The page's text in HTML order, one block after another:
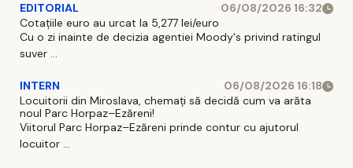
EDITORIAL
06/08/2026 16:32
Cotațiile euro au urcat la 5,277 lei/euro
Cu o zi inainte de decizia agentiei Moody's privind ratingul
suver ...
INTERN
06/08/2026 16:18
Locuitorii din Miroslava, chemați să decidă cum va arăta
noul Parc Horpaz–Ezăreni!
Viitorul Parc Horpaz–Ezăreni prinde contur cu ajutorul
locuitor ...